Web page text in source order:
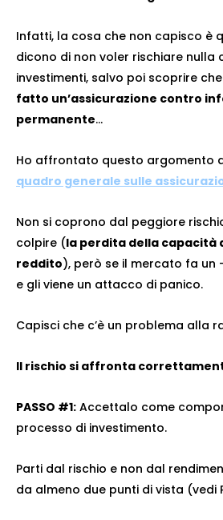
Infatti, la cosa che non capisco è
dicono di non voler rischiare nulla
investimenti, salvo poi scoprire che
fatto un’assicurazione contro
permanente…
Ho affrontato questo argomento
quadro generale sulle
Non si coprono dal peggiore
colpire (la perdita della capacità
reddito), però se il mercato fa un
e gli viene un attacco di panico.
Capisci che c’è un problema alla
Il rischio si affronta
PASSO #1: Accettalo come
processo di investimento.
Parti dal rischio e non dal
da almeno due punti di vista (vedi